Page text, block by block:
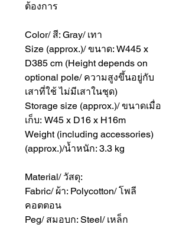
ต้องการ
Color/ สี: Gray/ เทา
Size (approx.)/ ขนาด: W445 x
D385 cm (Height depends on
optional pole/ ความสูงขึ้นอยู่กับ
เสาที่ใช้ ไม่มีเสาในชุด)
Storage size (approx.)/ ขนาดเมื่อ
เก็บ: W45 x D16 x H16m
Weight (including accessories)
(approx.)/น้ำหนัก: 3.3 kg
Material/ วัสดุ:
Fabric/ ผ้า: Polycotton/ โพลี
คอตตอน
Peg/ สมอบก: Steel/ เหล็ก